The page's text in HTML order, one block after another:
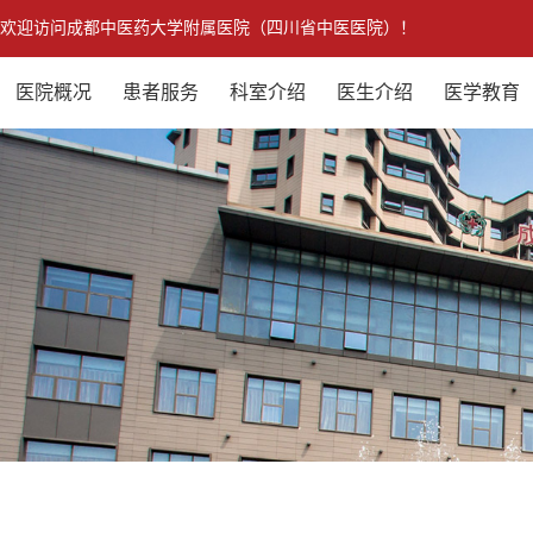
欢迎访问成都中医药大学附属医院（四川省中医医院）！
医院概况 患者服务 科室介绍 医生介绍 医学教育